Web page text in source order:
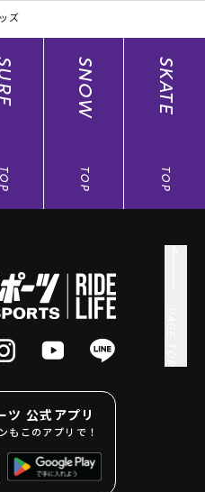
ズ
TOP
SNOW
TOP
SKATE
TOP
ツ 公式アプリ
もこのアプリで！